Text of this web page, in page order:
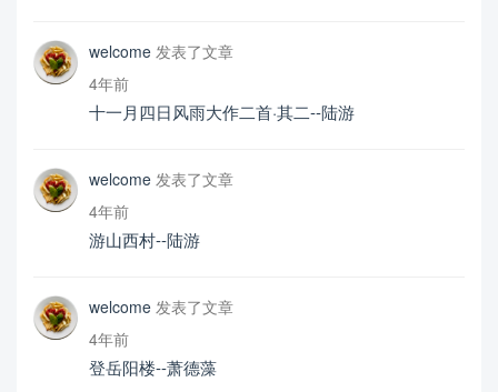
welcome 发表了文章
4年前
十一月四日风雨大作二首·其二--陆游
welcome 发表了文章
4年前
游山西村--陆游
welcome 发表了文章
4年前
登岳阳楼--萧德藻